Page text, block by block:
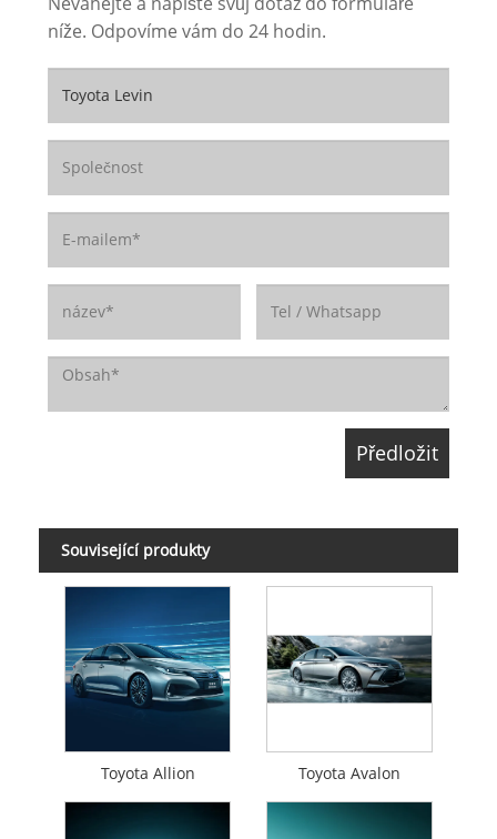
níže. Odpovíme vám do 24 hodin.
Související produkty
Toyota Allion Toyota Avalon